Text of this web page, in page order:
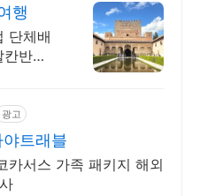
행
단체배
반도
광고
트래블
카서스 가족 패키지 해외